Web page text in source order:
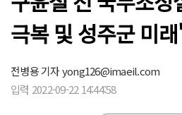
극복 및 성주군 미
전병용 기자yong126@imaeil.com
입력 2022-09-22 14:44:58